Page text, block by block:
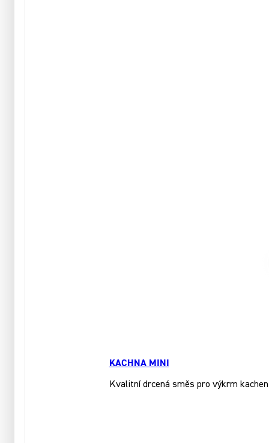
KACHNA MINI
Kvalitní drcená směs pro výkrm